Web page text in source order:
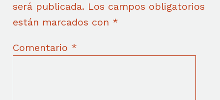
será publicada. Los campos obligatorios
están marcados con *
Comentario *